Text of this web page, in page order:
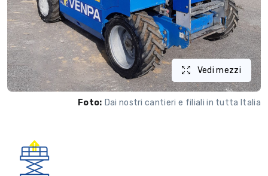
Vedi mezzi
Foto: Dai nostri cantieri e filiali in tutta Italia